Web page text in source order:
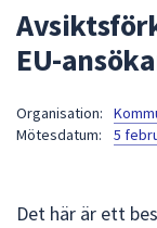
EU-
Organisation:
Mötesdatum:
5
Det här är ett